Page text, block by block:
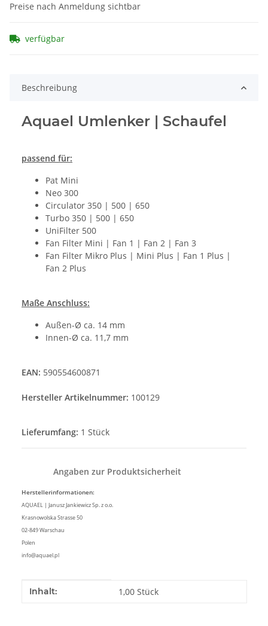
Preise nach Anmeldung sichtbar
verfügbar
Beschreibung
Aquael Umlenker | Schaufel
passend für:
Pat Mini
Neo 300
Circulator 350 | 500 | 650
Turbo 350 | 500 | 650
UniFilter 500
Fan Filter Mini | Fan 1 | Fan 2 | Fan 3
Fan Filter Mikro Plus | Mini Plus | Fan 1 Plus |
Fan 2 Plus
Maße Anschluss:
Außen-Ø ca. 14 mm
Innen-Ø ca. 11,7 mm
EAN: 590554600871
Hersteller Artikelnummer: 100129
Lieferumfang: 1 Stück
Angaben zur Produktsicherheit
Herstellerinformationen:
AQUAEL | Janusz Jankiewicz Sp. z o.o.
Krasnowolska Strasse 50
02-849 Warschau
Polen
info@aquael.pl
Produkteigenschaft
Wert
Inhalt: 1,00 Stück